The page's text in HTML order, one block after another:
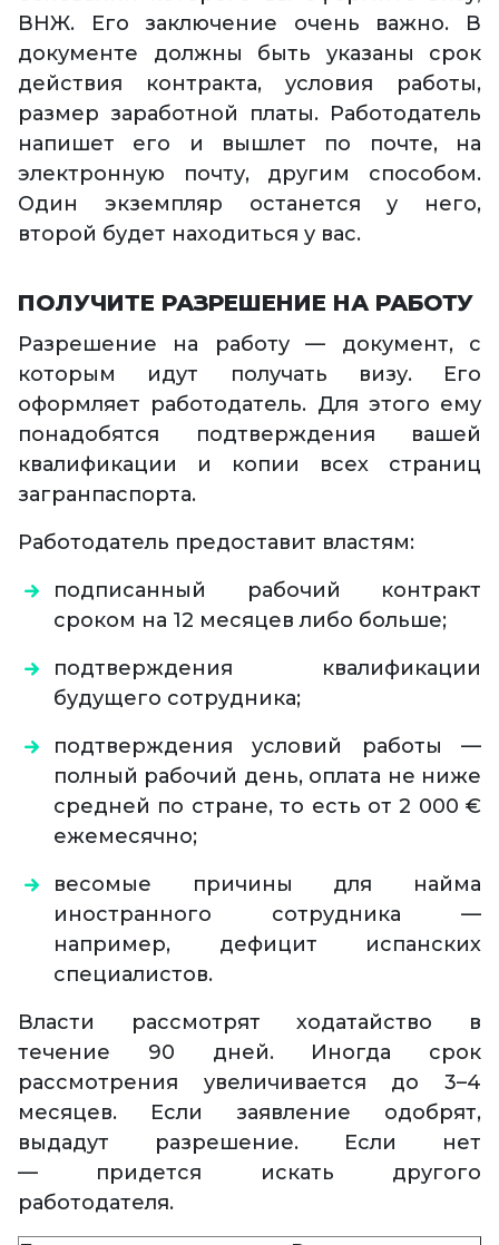
ВНЖ. Его заключение очень важно. В
документе должны быть указаны срок
действия контракта, условия работы,
размер заработной платы. Работодатель
напишет его и вышлет по почте, на
электронную почту, другим способом.
Один экземпляр останется у него,
второй будет находиться у вас.
ПОЛУЧИТЕ РАЗРЕШЕНИЕ НА РАБОТУ
Разрешение на работу — документ, с
которым идут получать визу. Его
оформляет работодатель. Для этого ему
понадобятся подтверждения вашей
квалификации и копии всех страниц
загранпаспорта.
Работодатель предоставит властям:
подписанный рабочий контракт
сроком на 12 месяцев либо больше;
подтверждения квалификации
будущего сотрудника;
подтверждения условий работы —
полный рабочий день, оплата не ниже
средней по стране, то есть от 2 000 €
ежемесячно;
весомые причины для найма
иностранного сотрудника —
например, дефицит испанских
специалистов.
Власти рассмотрят ходатайство в
течение 90 дней. Иногда срок
рассмотрения увеличивается до 3–4
месяцев. Если заявление одобрят,
выдадут разрешение. Если нет
— придется искать другого
работодателя.